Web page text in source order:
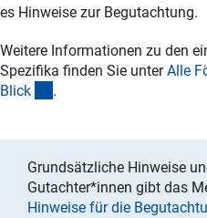
es Hinweise zur Begutachtung.
Weitere Informationen zu den
Spezifika finden Sie unterAlle
Blick (interner Link)
.
Grundsätzliche Hinweise
Gutachter*innen gibt das
Hinweise für die